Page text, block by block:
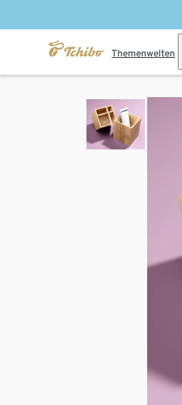
Themenwelten